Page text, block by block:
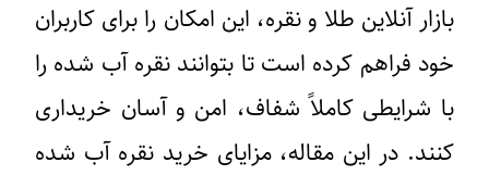
بازار آنلاین طلا و نقره، این امکان را برای کاربران
خود فراهم کرده است تا بتوانند نقره آب‌ شده را
با شرایطی کاملاً شفاف، امن و آسان خریداری
کنند. در این مقاله، مزایای خرید نقره آب‌ شده